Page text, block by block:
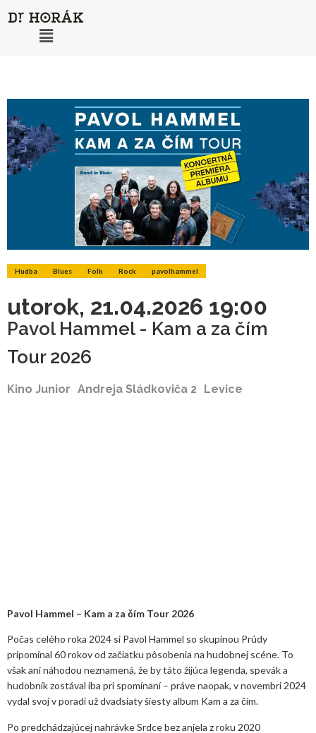
Hudba Blues Folk Rock pavolhammel
utorok, 21.04.2026 19:00
Pavol Hammel - Kam a za čím
Tour 2026
Kino Junior Andreja Sládkoviča 2 Levice
Pavol Hammel – Kam a za čím Tour 2026
Počas celého roka 2024 si Pavol Hammel so skupinou Prúdy
pripomínal 60 rokov od začiatku pôsobenia na hudobnej scéne. To
však ani náhodou neznamená, že by táto žijúca legenda, spevák a
hudobník zostával iba pri spomínaní – práve naopak, v novembri 2024
vydal svoj v poradí už dvadsiaty šiesty album Kam a za čím.
Po predchádzajúcej nahrávke Srdce bez anjela z roku 2020